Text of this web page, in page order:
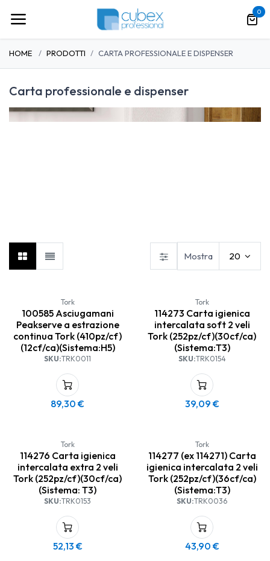
0
HOME PRODOTTI CARTA PROFESSIONALE E DISPENSER
Carta professionale e dispenser
Mostra 20
Tork
100585 Asciugamani
Peakserve a estrazione
continua Tork (410pz/cf)
(12cf/ca)(Sistema:H5)
SKU:TRK0011
89,30 €
Tork
114273 Carta igienica
intercalata soft 2 veli
Tork (252pz/cf)(30cf/ca)
(Sistema:T3)
SKU:TRK0154
39,09 €
Tork
114276 Carta igienica
intercalata extra 2 veli
Tork (252pz/cf)(30cf/ca)
(Sistema: T3)
SKU:TRK0153
52,13 €
Tork
114277 (ex 114271) Carta
igienica intercalata 2 veli
Tork (252pz/cf)(36cf/ca)
(Sistema:T3)
SKU:TRK0036
43,90 €